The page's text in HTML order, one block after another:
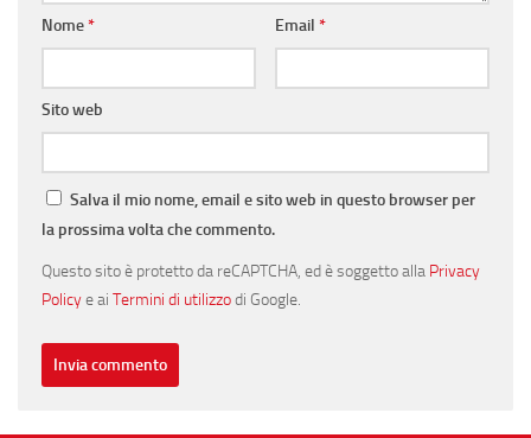
Nome* Email *
Sito web
Salva il mio nome, email e sito web in questo browser per
la prossima volta che commento.
Questo sito è protetto da reCAPTCHA, ed è soggetto alla Privacy
Policye ai Termini di utilizzodi Google.